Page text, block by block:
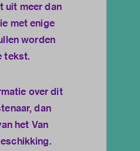
uit meer dan
met enige
worden
tekst.
over dit
dan
het Van